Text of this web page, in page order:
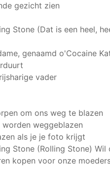
gezicht zien
Stone (Dat is een heel,
genaamd o'Cocaine
vader
om ons weg te blazen
weggeblazen
als je je foto krijgt
Stone (Rolling Stone)
kopen voor onze